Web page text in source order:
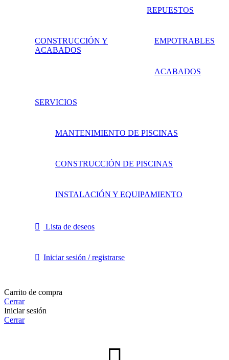
REPUESTOS
CONSTRUCCIÓN Y
ACABADOS
EMPOTRABLES
ACABADOS
SERVICIOS
MANTENIMIENTO DE PISCINAS
CONSTRUCCIÓN DE PISCINAS
INSTALACIÓN Y EQUIPAMIENTO
Lista de deseos
Iniciar sesión / registrarse
Carrito de compra
Cerrar
Iniciar sesión
Cerrar